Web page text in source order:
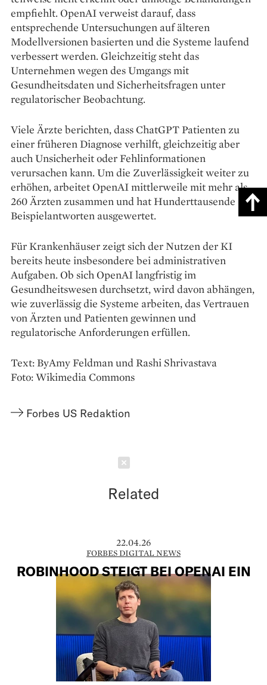
empfiehlt. OpenAI verweist darauf, dass
entsprechende Untersuchungen auf älteren
Modellversionen basierten und die Systeme laufend
verbessert werden. Gleichzeitig steht das
Unternehmen wegen des Umgangs mit
Gesundheitsdaten und Sicherheitsfragen unter
regulatorischer Beobachtung.
Viele Ärzte berichten, dass ChatGPT Patienten zu
einer früheren Diagnose verhilft, gleichzeitig aber
auch Unsicherheit oder Fehlinformationen
verursachen kann. Um die Zuverlässigkeit weiter zu
erhöhen, arbeitet OpenAI mittlerweile mit mehr als
260 Ärzten zusammen und hat Hunderttausende
Beispielantworten ausgewertet.
Für Krankenhäuser zeigt sich der Nutzen der KI
bereits heute insbesondere bei administrativen
Aufgaben. Ob sich OpenAI langfristig im
Gesundheitswesen durchsetzt, wird davon abhängen,
wie zuverlässig die Systeme arbeiten, das Vertrauen
von Ärzten und Patienten gewinnen und
regulatorische Anforderungen erfüllen.
Text: ByAmy Feldman und Rashi Shrivastava
Foto: Wikimedia Commons
Forbes US Redaktion
Related
22.04.26
FORBES DIGITAL NEWS
ROBINHOOD STEIGT BEI OPENAI EIN